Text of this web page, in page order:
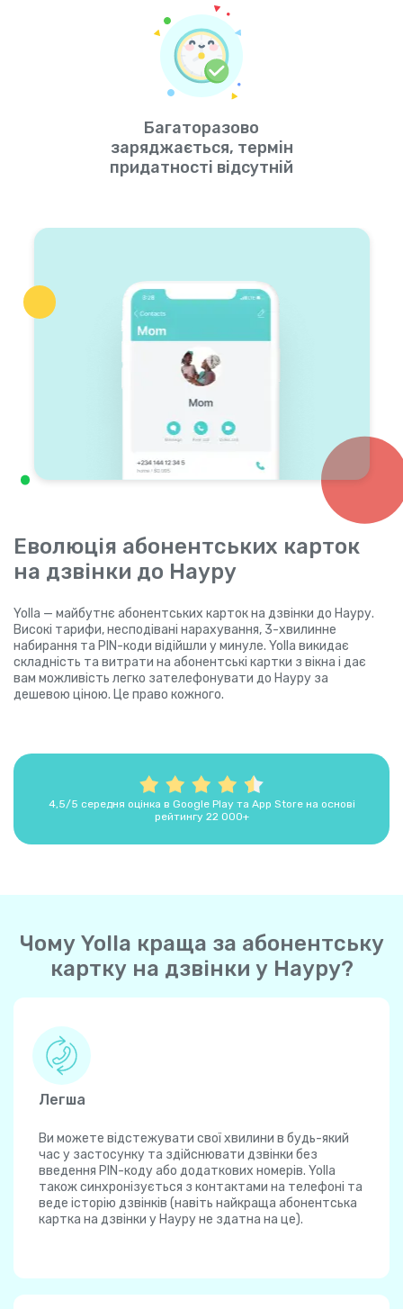
Багаторазово
заряджається, термін
придатності відсутній
Еволюція абонентських карток
на дзвінки до Науру
Yolla — майбутнє абонентських карток на дзвінки до Науру.
Високі тарифи, несподівані нарахування, 3-хвилинне
набирання та PIN-коди відійшли у минуле. Yolla викидає
складність та витрати на абонентські картки з вікна і дає
вам можливість легко зателефонувати до Науру за
дешевою ціною. Це право кожного.
4,5/5 середня оцінка в Google Play та App Store на основі
рейтингу 22 000+
Чому Yolla краща за абонентську
картку на дзвінки у Науру?
Легша
Ви можете відстежувати свої хвилини в будь-який
час у застосунку та здійснювати дзвінки без
введення PIN-коду або додаткових номерів. Yolla
також синхронізується з контактами на телефоні та
веде історію дзвінків (навіть найкраща абонентська
картка на дзвінки у Науру не здатна на це).